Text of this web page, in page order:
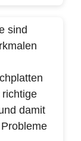
sind
richtige
damit